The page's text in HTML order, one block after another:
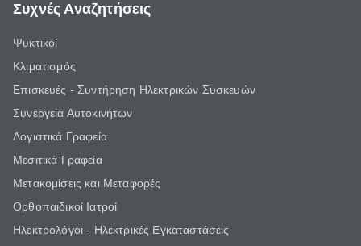
Συχνές Αναζητήσεις
Ψυκτικοί
Κλιματισμός
Επισκευές - Συντήρηση Ηλεκτρικών Συσκευών
Συνεργεία Αυτοκινήτων
Λογιστικά Γραφεία
Μεσιτικά Γραφεία
Μετακομίσεις και Μεταφορές
Ορθοπαιδικοί Ιατροί
Ηλεκτρολόγοι - Ηλεκτρικές Εγκαταστάσεις